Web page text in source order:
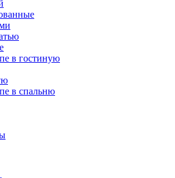
в гостиную
в спальню